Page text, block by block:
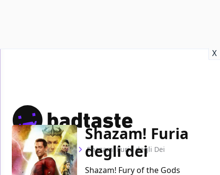
X
Home Film Shazam! Furia degli Dei
Shazam! Furia
degli dei
Shazam! Fury of the Gods